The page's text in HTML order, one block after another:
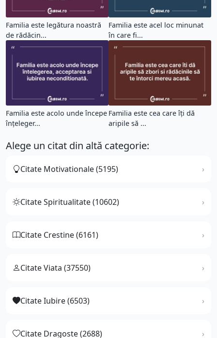
Familia este legătura noastră
de rădăcin...
Familia este acel loc minunat
în care fi...
Familia este acolo unde începe
înțeleger...
Familia este cea care îți dă
aripile să ...
Alege un citat din altă categorie:
Citate Motivationale (5195)
Citate Spiritualitate (10602)
Citate Crestine (6161)
Citate Viata (37550)
Citate Iubire (6503)
Citate Dragoste (2688)